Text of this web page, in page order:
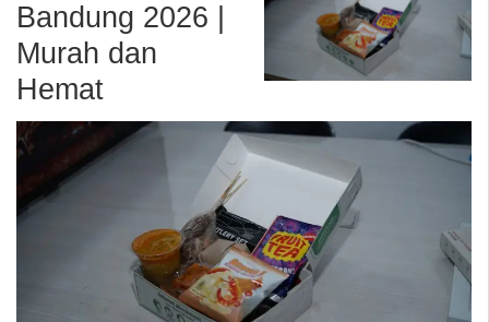
Bandung 2026 |
Murah dan
Hemat